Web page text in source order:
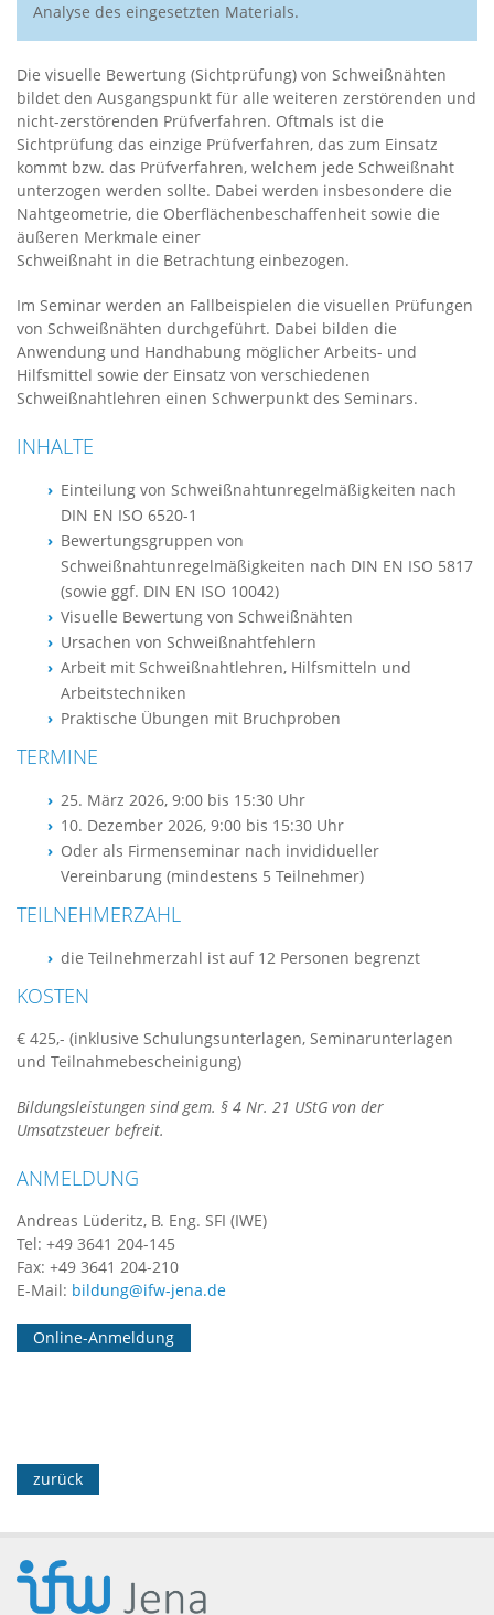
Analyse des eingesetzten Materials.
Die visuelle Bewertung (Sichtprüfung) von Schweißnähten
bildet den Ausgangspunkt für alle weiteren zerstörenden und
nicht-zerstörenden Prüfverfahren. Oftmals ist die
Sichtprüfung das einzige Prüfverfahren, das zum Einsatz
kommt bzw. das Prüfverfahren, welchem jede Schweißnaht
unterzogen werden sollte. Dabei werden insbesondere die
Nahtgeometrie, die Oberflächenbeschaffenheit sowie die
äußeren Merkmale einer
Schweißnaht in die Betrachtung einbezogen.
Im Seminar werden an Fallbeispielen die visuellen Prüfungen
von Schweißnähten durchgeführt. Dabei bilden die
Anwendung und Handhabung möglicher Arbeits- und
Hilfsmittel sowie der Einsatz von verschiedenen
Schweißnahtlehren einen Schwerpunkt des Seminars.
INHALTE
Einteilung von Schweißnahtunregelmäßigkeiten nach
DIN EN ISO 6520-1
Bewertungsgruppen von
Schweißnahtunregelmäßigkeiten nach DIN EN ISO 5817
(sowie ggf. DIN EN ISO 10042)
Visuelle Bewertung von Schweißnähten
Ursachen von Schweißnahtfehlern
Arbeit mit Schweißnahtlehren, Hilfsmitteln und
Arbeitstechniken
Praktische Übungen mit Bruchproben
TERMINE
25. März 2026, 9:00 bis 15:30 Uhr
10. Dezember 2026, 9:00 bis 15:30 Uhr
Oder als Firmenseminar nach invididueller
Vereinbarung (mindestens 5 Teilnehmer)
TEILNEHMERZAHL
die Teilnehmerzahl ist auf 12 Personen begrenzt
KOSTEN
€ 425,- (inklusive Schulungsunterlagen, Seminarunterlagen
und Teilnahmebescheinigung)
Bildungsleistungen sind gem. § 4 Nr. 21 UStG von der
Umsatzsteuer befreit.
ANMELDUNG
Andreas Lüderitz, B. Eng. SFI (IWE)
Tel: +49 3641 204-145
Fax: +49 3641 204-210
E-Mail: bildung@ifw-jena.de
Online-Anmeldung
zurück